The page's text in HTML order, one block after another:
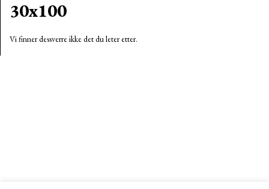
30x100
Vi finner dessverre ikke det du leter etter.